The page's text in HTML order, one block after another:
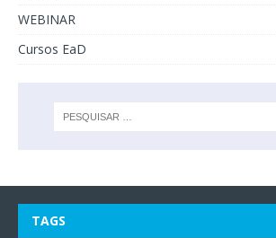
WEBINAR
Cursos EaD
TAGS